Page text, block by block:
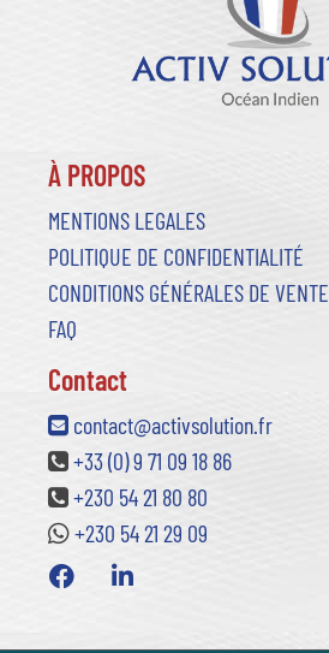
À PROPOS
MENTIONS LEGALES
POLITIQUE DE CONFIDENTIALITÉ
CONDITIONS GÉNÉRALES DE VENTE
FAQ
Contact
contact@activsolution.fr
+33 (0) 9 71 09 18 86
+230 54 21 80 80
+230 54 21 29 09